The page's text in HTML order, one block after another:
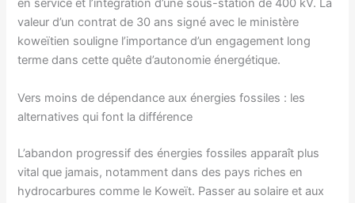
en service et l’intégration d’une sous-station de 400 kV. La
valeur d’un contrat de 30 ans signé avec le ministère
koweïtien souligne l’importance d’un engagement long
terme dans cette quête d’autonomie énergétique.
Vers moins de dépendance aux énergies fossiles : les
alternatives qui font la différence
L’abandon progressif des énergies fossiles apparaît plus
vital que jamais, notamment dans des pays riches en
hydrocarbures comme le Koweït. Passer au solaire et aux